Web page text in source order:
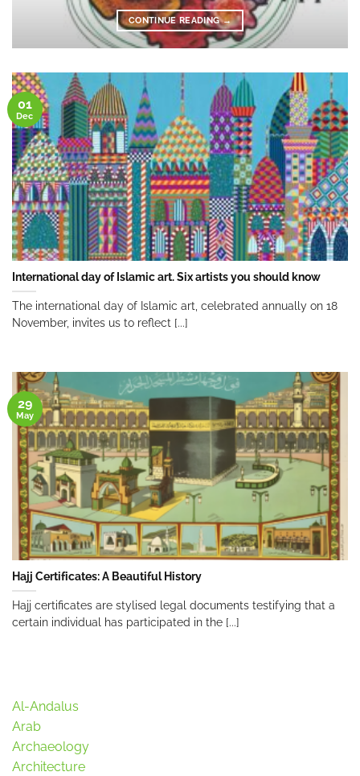
CONTINUE READING→
International day of Islamic art. Six artists you should know
The international day of Islamic art, celebrated annually on 18
November, invites us to reflect [...]
01
Dec
Hajj Certificates: A Beautiful History
Hajj certificates are stylised legal documents testifying that a
certain individual has participated in the [...]
29
May
Al-Andalus
Arab
Archaeology
Architecture